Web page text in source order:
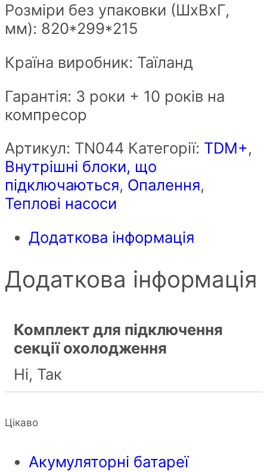
Розміри без упаковки (ШxВxГ,
мм): 820*299*215
Країна виробник: Таїланд
Гарантія: 3 роки + 10 років на
компресор
Артикул: ТN044 Категорії: TDM+,
Внутрішні блоки, що
підключаються, Опалення,
Теплові насоси
Додаткова інформація
Додаткова інформація
Комплект для підключення
секції охолодження
Ні, Так
Цікаво
Акумуляторні батареї